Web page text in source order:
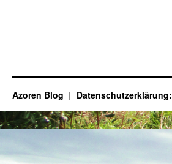
Azoren Blog Datenschutzerklärung: